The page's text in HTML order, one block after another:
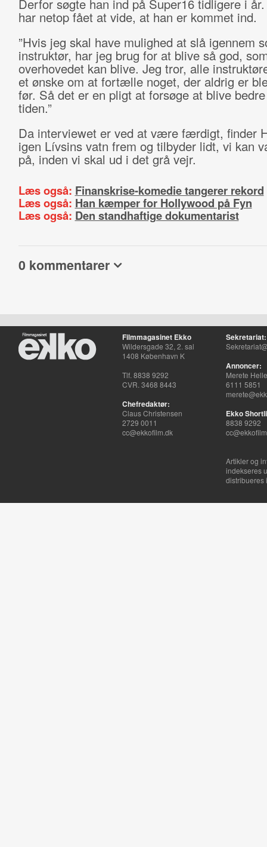
Derfor søgte han ind på Super16 tidligere i
har netop fået at vide, at han er kommet ind.
”Hvis jeg skal have mulighed at slå igennem
instruktør, har jeg brug for at blive så god,
overhovedet kan blive. Jeg tror, alle
et ønske om at fortælle noget, der aldrig er
før. Så det er en pligt at forsøge at blive
tiden.”
Da interviewet er ved at være færdigt, finder
igen Lívsins vatn frem og tilbyder lidt, vi kan
på, inden vi skal ud i det grå vejr.
Læs også: Finanskrise-komedie tangerer rekord
Læs også: Han kæmper for Hollywood på Fyn
Læs også: Den standhaftige dokumentarist
0 kommentarer
Filmmagasinet Ekko
Wildersgade 32, 2. sal
1408 København K
Tlf. 8838 9292
CVR. 3468 8443
Chefredaktør:
Claus Christensen
2729 0011
cc@ekkofilm.dk
Sekretariat:
Annoncer:
Merete
6111 5851
Ekko
8838 9292
Artikler og
indekseres
distribueres